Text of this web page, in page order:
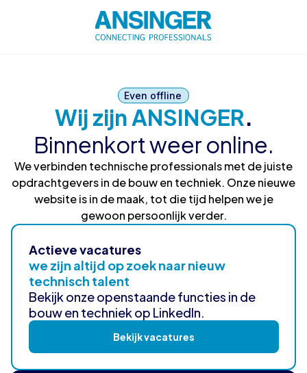
Even offline
Wij zijn ANSINGER.
Binnenkort weer online.
We verbinden technische professionals met de juiste
opdrachtgevers in de bouw en techniek. Onze nieuwe
website is in de maak, tot die tijd helpen we je
gewoon persoonlijk verder.
Actieve vacatures
we zijn altijd op zoek naar nieuw
technisch talent
Bekijk onze openstaande functies in de
bouw en techniek op LinkedIn.
Bekijk vacatures